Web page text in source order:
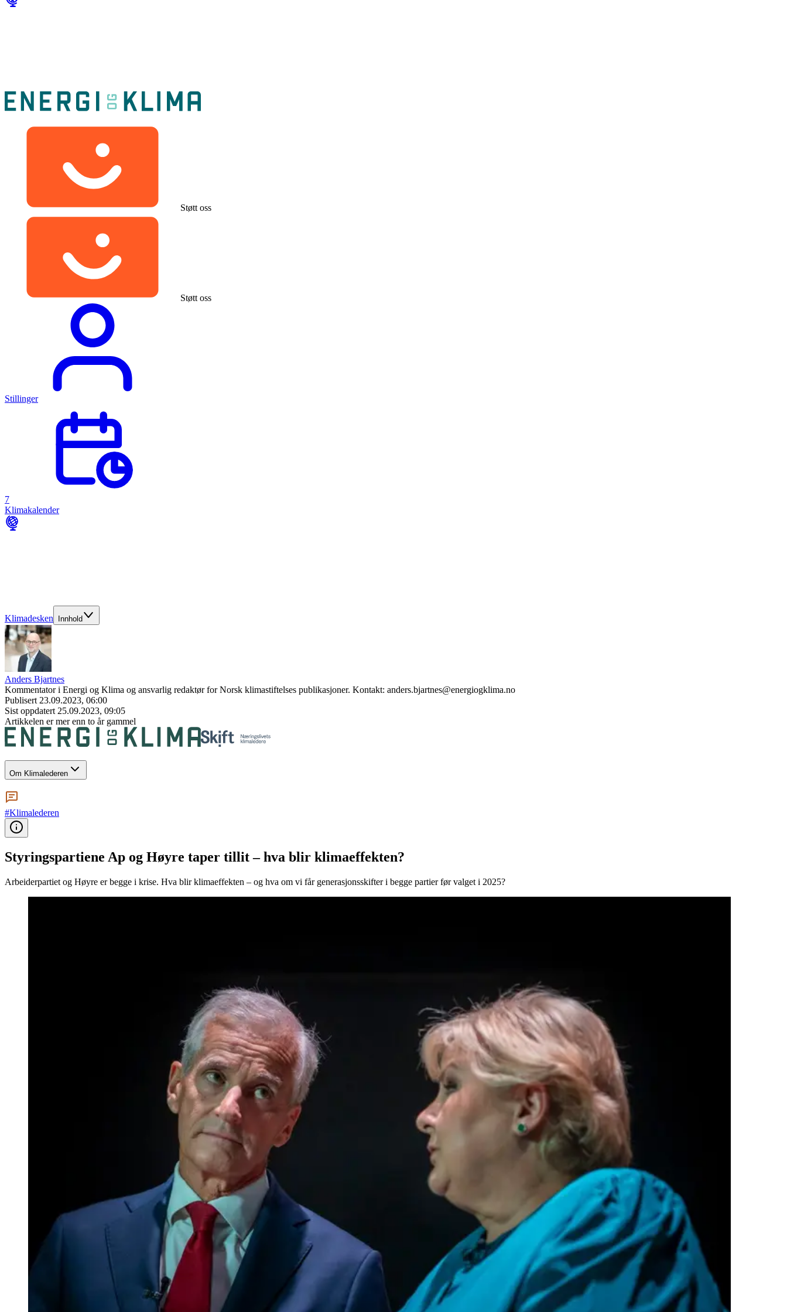
Støtt oss
Støtt oss
Stillinger
7
Klimakalender
Klimadesken Innhold
Anders Bjartnes
Kommentator i Energi og Klima og ansvarlig redaktør for Norsk klimastiftelses publikasjoner. Kontakt: anders.bjartnes@energiogklima.no
Publisert 23.09.2023, 06:00
Sist oppdatert 25.09.2023, 09:05
Artikkelen er mer enn to år gammel
Om Klimalederen
#Klimalederen
Styringspartiene Ap og Høyre taper tillit – hva blir klimaeffekten?
Arbeiderpartiet og Høyre er begge i krise. Hva blir klimaeffekten – og hva om vi får generasjonsskifter i begge partier før valget i 2025?